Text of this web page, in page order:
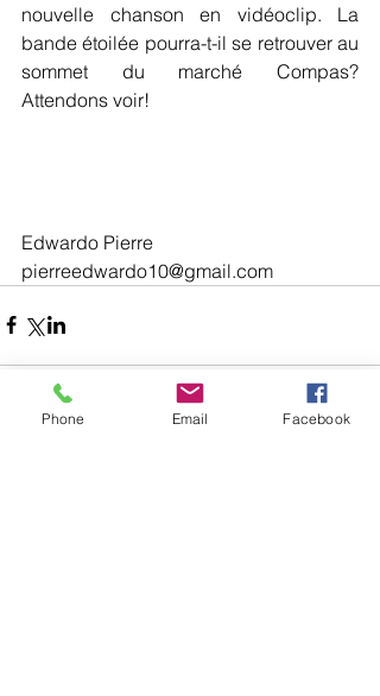
nouvelle chanson en vidéoclip. La
bande étoilée pourra-t-il se retrouver au
sommet du marché Compas?
Attendons voir!
Edwardo Pierre
pierreedwardo10@gmail.com
Phone Email Facebook